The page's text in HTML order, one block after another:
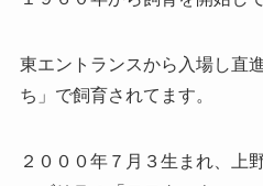
東エントランスから入場し直
ち」で飼育されてます。
２０００年７月３生まれ、上